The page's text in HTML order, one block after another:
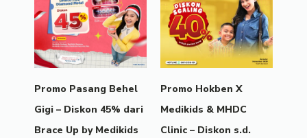
Promo Pasang Behel
Gigi – Diskon 45% dari
Brace Up by Medikids
Promo Hokben X
Medikids & MHDC
Clinic – Diskon s.d.